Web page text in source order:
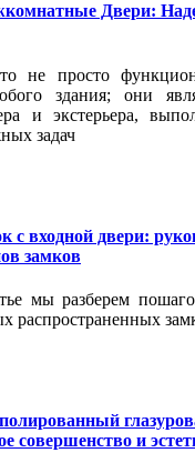
Двери:
не просто
здания; они
и экстерьера,
задач
с входной двери:
замков
мы разберем
распространенных
совершенство и